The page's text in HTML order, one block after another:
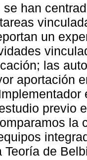
se han
un
las
aportación
previo
la
Teoría de